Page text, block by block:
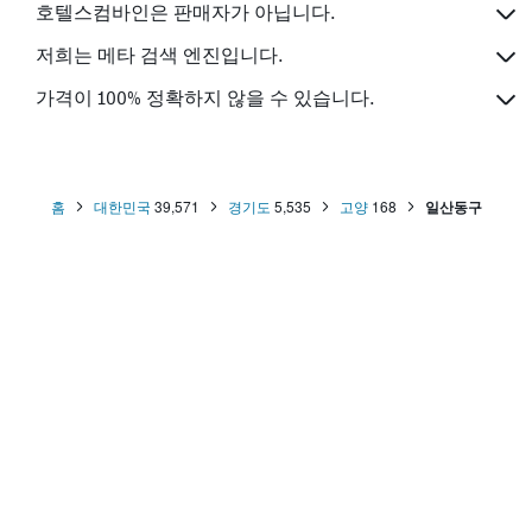
호텔스컴바인은 판매자가 아닙니다.
저희는 메타 검색 엔진입니다.
가격이 100% 정확하지 않을 수 있습니다.
홈 대한민국 39,571 경기도 5,535 고양 168 일산동구